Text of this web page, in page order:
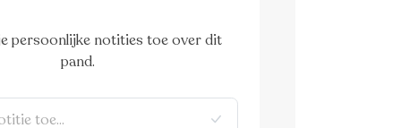
persoonlijke notities toe over dit
pand.